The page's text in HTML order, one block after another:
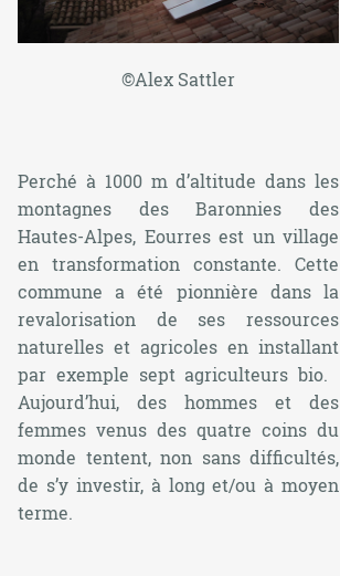
©Alex Sattler
Perché à 1000 m d’altitude dans les
montagnes des Baronnies des
Hautes-Alpes, Eourres est un village
en transformation constante. Cette
commune a été pionnière dans la
revalorisation de ses ressources
naturelles et agricoles en installant
par exemple sept agriculteurs bio.
Aujourd’hui, des hommes et des
femmes venus des quatre coins du
monde tentent, non sans difficultés,
de s’y investir, à long et/ou à moyen
terme.